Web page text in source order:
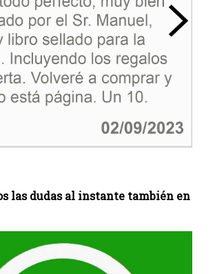
las dudas al instante también en